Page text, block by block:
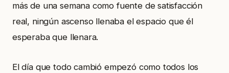
más de una semana como fuente de satisfacción
real, ningún ascenso llenaba el espacio que él
esperaba que llenara.
El día que todo cambió empezó como todos los